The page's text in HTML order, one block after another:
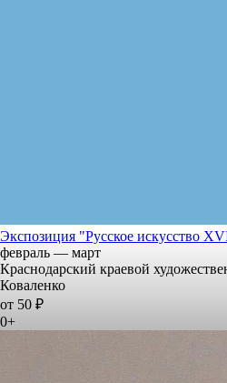
Экспозиция "Русское искусство
февраль — март
Краснодарский краевой
Коваленко
от 50 ₽
0+